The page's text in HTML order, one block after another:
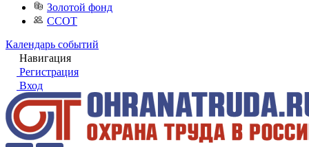
Золотой фонд
ССОТ
Календарь событий
Навигация
Регистрация
Вход